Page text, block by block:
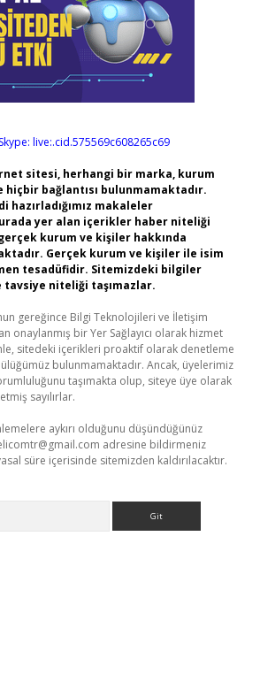
Skype: live:.cid.575569c608265c69
sitesi, herhangi bir marka, kurum
hiçbir bağlantısı bulunmamaktadır.
hazırladığımız makaleler
yer alan içerikler haber niteliği
kurum ve kişiler hakkında
Gerçek kurum ve kişiler ile isim
tesadüfidir. Sitemizdeki bilgiler
niteliği taşımazlar.
gereğince Bilgi Teknolojileri ve İletişim
onaylanmış bir Yer Sağlayıcı olarak hizmet
sitedeki içerikleri proaktif olarak denetleme
bulunmamaktadır. Ancak, üyelerimiz
taşımakta olup, siteye üye olarak
sayılırlar.
aykırı olduğunu düşündüğünüz
adresine bildirmeniz
süre içerisinde sitemizden kaldırılacaktır.